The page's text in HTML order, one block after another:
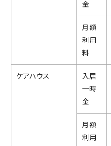
金
月額
利用
料
ケアハウス
入居
一時
金
月額
利用